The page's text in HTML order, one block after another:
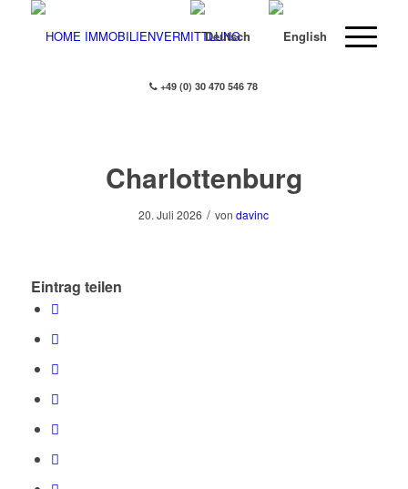
+49 (0) 30 470 546 78
Charlottenburg
20. Juli 2026 / vondavinc
Eintrag teilen